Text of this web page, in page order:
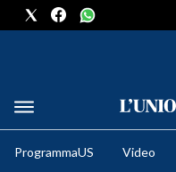
METEO
ProgrammaUS Video